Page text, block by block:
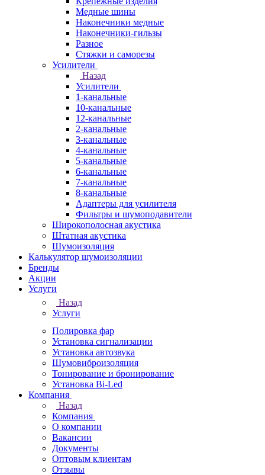
Медные шины
Наконечники медные
Наконечники-гильзы
Разное
Стяжки и саморезы
Усилители
Назад
Усилители
1-канальные
10-канальные
12-канальные
2-канальные
3-канальные
4-канальные
5-канальные
6-канальные
7-канальные
8-канальные
Адаптеры для усилителя
Фильтры и шумоподавители
Широкополосная акустика
Штатная акустика
Шумоизоляция
Калькулятор шумоизоляции
Бренды
Акции
Услуги
Назад
Услуги
Полировка фар
Установка сигнализации
Установка автозвука
Шумовиброизоляция
Тонирование и бронирование
Установка Bi-Led
Компания
Назад
Компания
О компании
Вакансии
Документы
Оптовым клиентам
Отзывы